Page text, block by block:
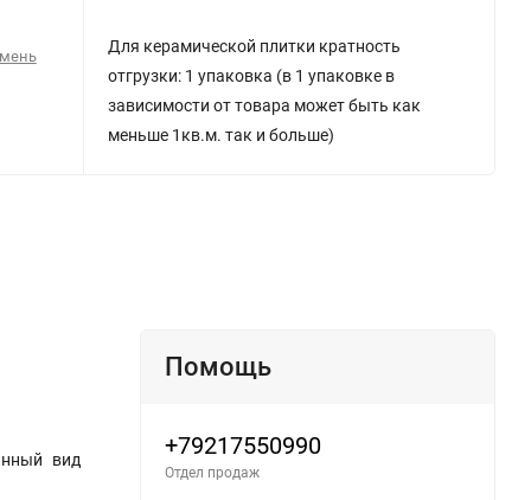
Для керамической плитки кратность
отгрузки: 1 упаковка (в 1 упаковке в
зависимости от товара может быть как
меньше 1кв.м. так и больше)
вид
Помощь
+79217550990
Отдел продаж